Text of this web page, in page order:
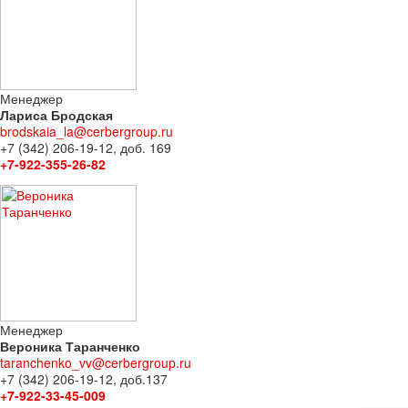
Менеджер
Лариса Бродская
brodskaia_la@cerbergroup.ru
+7 (342) 206-19-12, доб. 169
+7-922-355-26-82
Менеджер
Вероника Таранченко
taranchenko_vv@cerbergroup.ru
+7 (342) 206-19-12, доб.137
+7-922-33-45-009